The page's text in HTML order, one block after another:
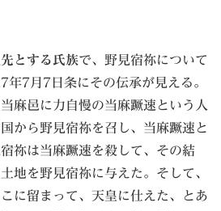
とする氏族で、野見宿祢について
年7月7日条にその伝承が見える。
麻邑に力自慢の当麻蹶速という人
から野見宿祢を召し、当麻蹶速と
祢は当麻蹶速を殺して、その結
地を野見宿祢に与えた。そして、
に留まって、天皇に仕えた、とあ